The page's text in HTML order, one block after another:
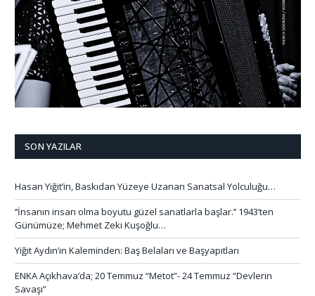
SON YAZILAR
Hasan Yiğit’in, Baskıdan Yüzeye Uzanan Sanatsal Yolculuğu…
‘’İnsanın insan olma boyutu güzel sanatlarla başlar.’’ 1943’ten
Günümüze; Mehmet Zeki Kuşoğlu…
Yiğit Aydın’ın Kaleminden: Baş Belaları ve Başyapıtları
ENKA Açıkhava’da; 20 Temmuz “Metot”- 24 Temmuz “Devlerin
Savaşı”